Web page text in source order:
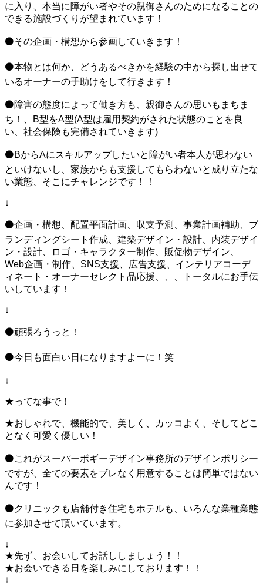
に入り、本当に障がい者やその親御さんのためになることの
できる施設づくりが望まれています！
︎⚫その企画・構想から参画していきます！
︎⚫本物とは何か、どうあるべきかを経験の中から探し出せて
いるオーナーの手助けをして行きます！
︎⚫障害の態度によって働き方も、親御さんの思いもまちま
ち！、B型をA型(A型は雇用契約がされた状態のことを良
い、社会保険も完備されていきます)
︎⚫BからAにスキルアップしたいと障がい者本人が思わない
といけないし、家族からも支援してもらわないと成り立たな
い業態、そこにチャレンジです！！
↓
︎⚫企画・構想、配置平面計画、収支予測、事業計画補助、ブ
ランディングシート作成、建築デザイン・設計、内装デザイ
ン・設計、ロゴ・キャラクター制作、販促物デザイン、
Web企画・制作、SNS支援、広告支援、インテリアコーデ
ィネート・オーナーセレクト品応援、、、トータルにお手伝
いしています！
↓
︎⚫頑張ろうっと！
︎⚫今日も面白い日になりますよーに！笑
↓
★ってな事で！
★おしゃれで、機能的で、美しく、カッコよく、そしてどこ
となく可愛く優しい！
⚫これがスーパーボギーデザイン事務所のデザインポリシー
ですが、全ての要素をブレなく用意することは簡単ではない
んです！
⚫クリニックも店舗付き住宅もホテルも、いろんな業種業態
に参加させて頂いています。
↓
★先ず、お会いしてお話ししましょう！！
★お会いできる日を楽しみにしております！！
↓